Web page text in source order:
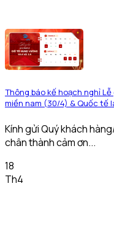
Thông báo kế hoạch nghỉ
miền nam (30/4) & Quốc tế
Kính gửi Quý khách
chân thành cảm ơn...
18
Th4